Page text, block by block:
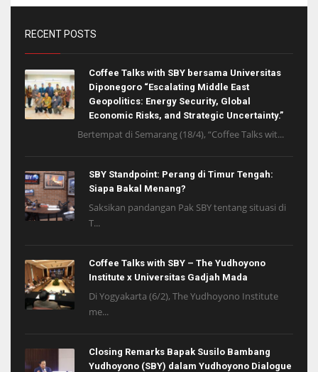
RECENT POSTS
Coffee Talks with SBY bersama Universitas
Diponegoro “Escalating Middle East
Geopolitics: Energy Security, Global
Economic Risks, and Strategic Uncertainty.”
Bertempat di Semarang (18/4), “Coffee Talks wit...
SBY Standpoint: Perang di Timur Tengah:
Siapa Bakal Menang?
Saksikan pandangan Pak SBY tentang situasi di
T...
Coffee Talks with SBY – The Yudhoyono
Institute x Universitas Gadjah Mada
Di Yogyakarta (6/2), The Yudhoyono Institute
me...
Closing Remarks Bapak Susilo Bambang
Yudhoyono (SBY) dalam Yudhoyono Dialogue